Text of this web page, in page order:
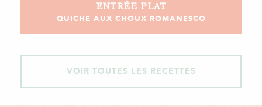
ENTRÉE PLAT
QUICHE AUX CHOUX ROMANESCO
VOIR TOUTES LES RECETTES